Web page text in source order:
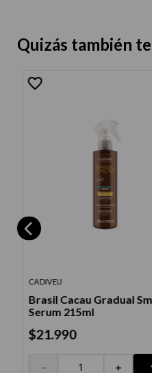
Quizás también
CADIVEU
Brasil Cacau Gradual
Serum 215ml
$21.990
＋
－